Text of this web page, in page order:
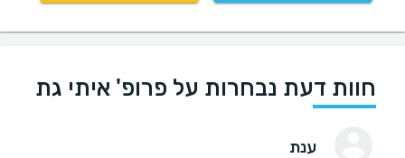
חוות דעת נבחרות על פרופ' איתי גת
ענת